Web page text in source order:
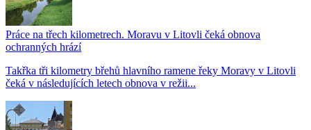
Práce na třech kilometrech. Moravu v Litovli čeká obnova
ochranných hrází
Takřka tři kilometry břehů hlavního ramene řeky Moravy v Litovli
čeká v následujících letech obnova v režii...